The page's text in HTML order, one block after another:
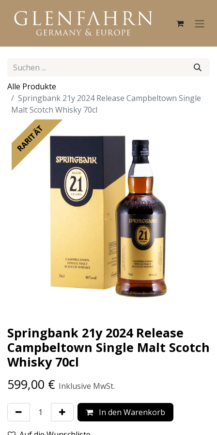
Alle Produkte
Springbank 21y 2024 Release Campbeltown Single
Malt Scotch Whisky 70cl
RARITÄT
Springbank 21y 2024 Release
Campbeltown Single Malt Scotch
Whisky 70cl
599,00 € Inklusive MwSt.
In den Warenkorb